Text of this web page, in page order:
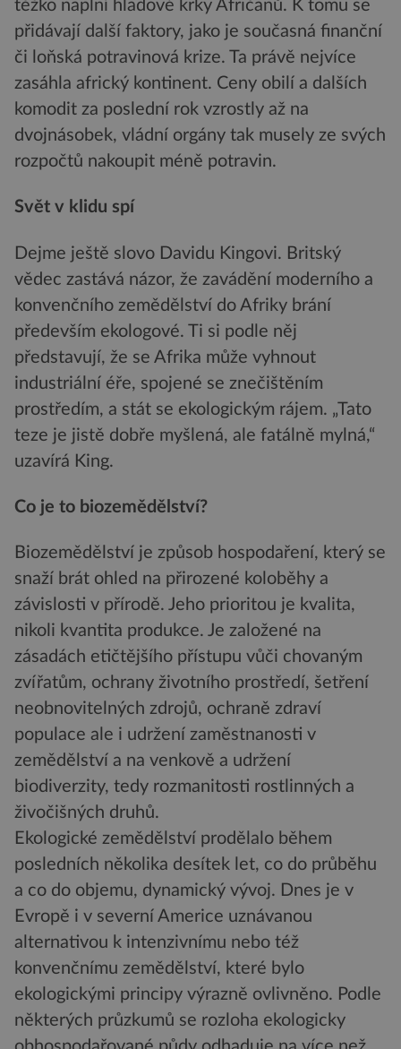
těžko naplní hladové krky Afričanů. K tomu se
přidávají další faktory, jako je současná finanční
či loňská potravinová krize. Ta právě nejvíce
zasáhla africký kontinent. Ceny obilí a dalších
komodit za poslední rok vzrostly až na
dvojnásobek, vládní orgány tak musely ze svých
rozpočtů nakoupit méně potravin.
Svět v klidu spí
Dejme ještě slovo Davidu Kingovi. Britský
vědec zastává názor, že zavádění moderního a
konvenčního zemědělství do Afriky brání
především ekologové. Ti si podle něj
představují, že se Afrika může vyhnout
industriální éře, spojené se znečištěním
prostředím, a stát se ekologickým rájem. „Tato
teze je jistě dobře myšlená, ale fatálně mylná,“
uzavírá King.
Co je to biozemědělství?
Biozemědělství je způsob hospodaření, který se
snaží brát ohled na přirozené koloběhy a
závislosti v přírodě. Jeho prioritou je kvalita,
nikoli kvantita produkce. Je založené na
zásadách etičtějšího přístupu vůči chovaným
zvířatům, ochrany životního prostředí, šetření
neobnovitelných zdrojů, ochraně zdraví
populace ale i udržení zaměstnanosti v
zemědělství a na venkově a udržení
biodiverzity, tedy rozmanitosti rostlinných a
živočišných druhů.
Ekologické zemědělství prodělalo během
posledních několika desítek let, co do průběhu
a co do objemu, dynamický vývoj. Dnes je v
Evropě i v severní Americe uznávanou
alternativou k intenzivnímu nebo též
konvenčnímu zemědělství, které bylo
ekologickými principy výrazně ovlivněno. Podle
některých průzkumů se rozloha ekologicky